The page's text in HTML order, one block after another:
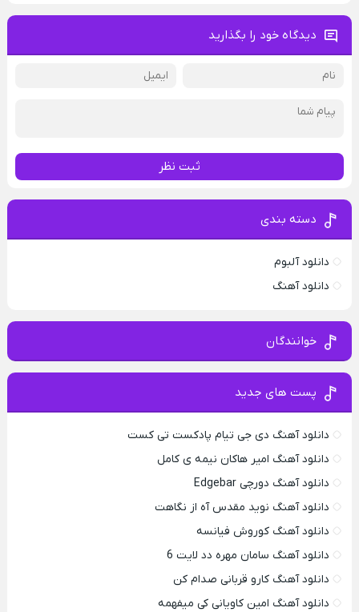
دیدگاه خود را بگذارید
ثبت نظر
دسته بندی
دانلود آلبوم
دانلود آهنگ
خوانندگان
پست های جدید
دانلود آهنگ دی جی تیام پادکست تی کست
دانلود آهنگ امیر هاکان نیمه ی کامل
دانلود آهنگ دورچی Edgebar
دانلود آهنگ نوید مقدس آه از نگاهت
دانلود آهنگ کوروش فیانسه
دانلود آهنگ سامان مهره دد لایت 6
دانلود آهنگ کارو قربانی صدام کن
دانلود آهنگ امین کاویانی کی میفهمه